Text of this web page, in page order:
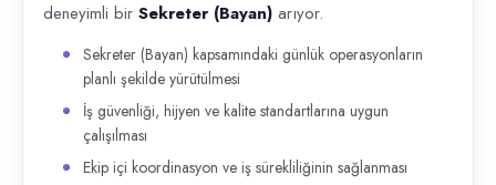
deneyimli bir Sekreter (Bayan) arıyor.
Sekreter (Bayan) kapsamındaki günlük operasyonların
planlı şekilde yürütülmesi
İş güvenliği, hijyen ve kalite standartlarına uygun
çalışılması
Ekip içi koordinasyon ve iş sürekliliğinin sağlanması